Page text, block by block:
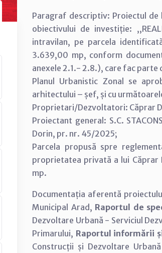
Paragraf descriptiv: Proiectul
obiectivului de investiție:
intravilan, pe parcela
3.639,00 mp, conform
anexele 2.1.- 2.8.), care fac
Planul Urbanistic Zonal se
arhitectului – șef, și cu
Proprietari/Dezvoltatori: Căprar
Proiectant general: S.C.
Dorin, pr. nr. 45/2025;
Parcela propusă spre
proprietatea privată a lui
mp.
Documentația aferentă
Municipal Arad, Raportul de
Dezvoltare Urbană - Serviciul
Primarului, Raportul informării
Construcții și Dezvoltare